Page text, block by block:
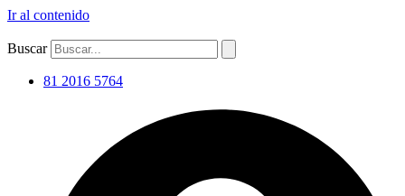
Ir al contenido
Buscar
81 2016 5764